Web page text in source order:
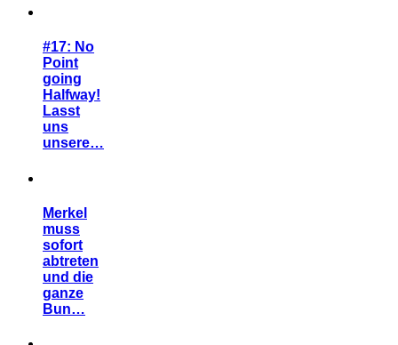
#17: No
Point
going
Halfway!
Lasst
uns
unsere…
Merkel
muss
sofort
abtreten
und die
ganze
Bun…